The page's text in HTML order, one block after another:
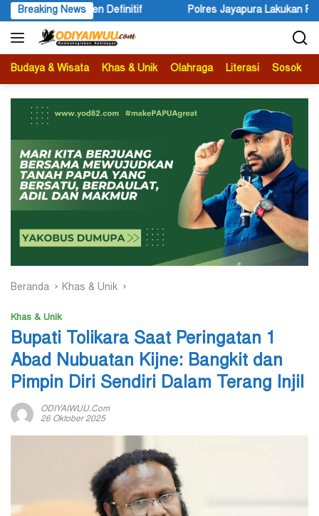
Langsung
ke
konten
Breaking News
Definitif Polres Jayapura Lakukan Penyelidikan Pasca
Budaya & Wisata Khas & Unik Olahraga Literasi Sosok
Beranda Khas & Unik
Khas & Unik
Bupati Tolikara Saat Peringatan 1
Abad Nubuatan Kijne: Bangkit dan
Pimpin Diri Sendiri Dalam Terang Injil
ODIYAIWUU.com
26 Oktober 2025